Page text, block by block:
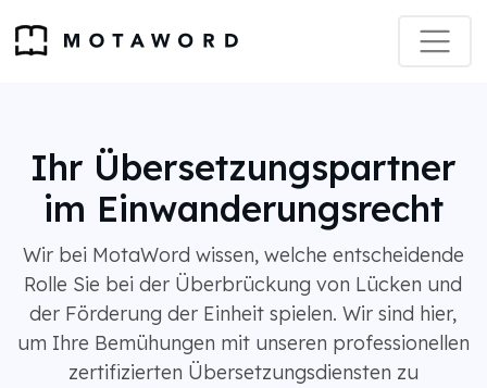
Ihr Übersetzungspartner
im Einwanderungsrecht
Wir bei MotaWord wissen, welche entscheidende
Rolle Sie bei der Überbrückung von Lücken und
der Förderung der Einheit spielen. Wir sind hier,
um Ihre Bemühungen mit unseren professionellen
zertifizierten Übersetzungsdiensten zu